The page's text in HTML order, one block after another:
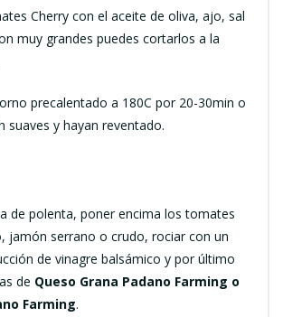
Cherry con el aceite de oliva, ajo, sal
muy grandes puedes cortarlos a la
precalentado a 180C por 20-30min o
suaves y hayan reventado.
de polenta, poner encima los tomates
jamón serrano o crudo, rociar con un
de vinagre balsámico y por último
de Queso Grana Padano Farming o
Farming.